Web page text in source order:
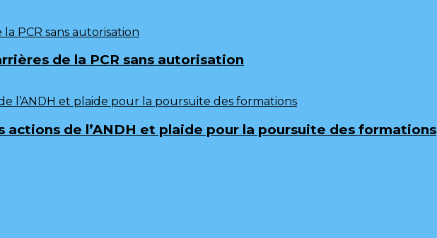
de la PCR sans autorisation
de l’ANDH et plaide pour la poursuite des formations